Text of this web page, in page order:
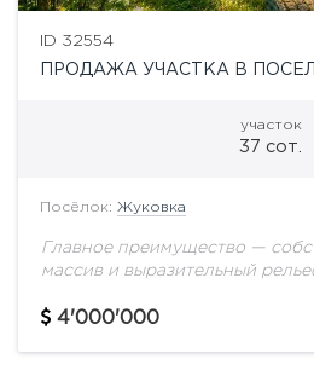
ID 32554
ПРОДАЖА УЧАСТКА В
участок
37 сот.
Посёлок: Жуковка
Главное преимущество —
массив и выразительный
по-настоящему уникальный
4'000'000